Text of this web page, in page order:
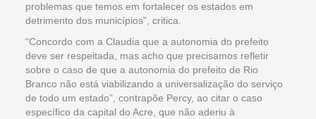
problemas que temos em fortalecer os estados em
detrimento dos municípios”, critica.
“Concordo com a Claudia que a autonomia do prefeito
deve ser respeitada, mas acho que precisamos refletir
sobre o caso de que a autonomia do prefeito de Rio
Branco não está viabilizando a universalização do serviço
de todo um estado”, contrapõe Percy, ao citar o caso
específico da capital do Acre, que não aderiu à